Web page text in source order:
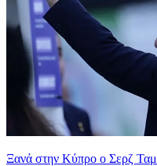
Ξανά στην Κύπρο ο Σερζ